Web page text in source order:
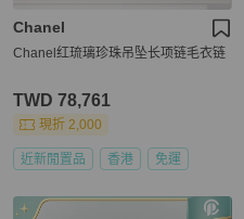
Chanel
Chanel红琉璃珍珠吊坠长项链毛衣链
TWD 78,761
現折 2,000
近新閒置品 香港 免運